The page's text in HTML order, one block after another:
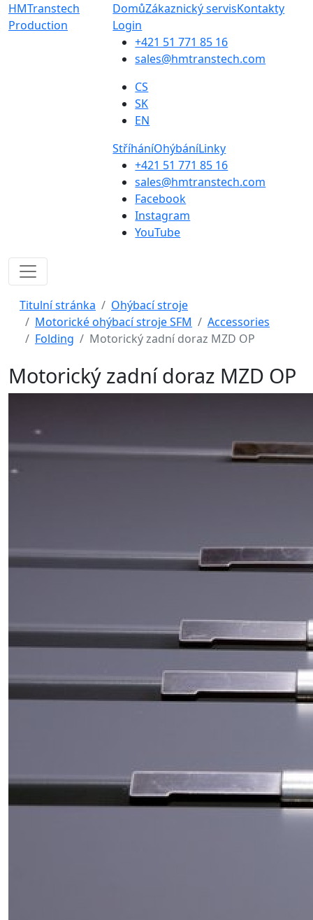
HMTranstech
Production
DomůZákaznický servisKontakty
Login
+421 51 771 85 16
sales@hmtranstech.com
CS
SK
EN
StříháníOhýbáníLinky
+421 51 771 85 16
sales@hmtranstech.com
Facebook
Instagram
YouTube
Titulní stránka
Ohýbací stroje
Motorické ohýbací stroje SFM
Accessories
Folding
Motorický zadní doraz MZD OP
Motorický zadní doraz MZD OP